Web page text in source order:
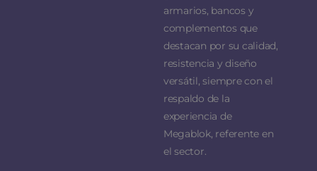
armarios, bancos y
complementos que
destacan por su calidad,
resistencia y diseño
versátil, siempre con el
respaldo de la
experiencia de
Megablok, referente en
el sector.